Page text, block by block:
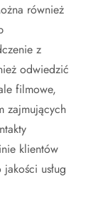
również
z
odwiedzić
filmowe,
zajmujących
klientów
usług